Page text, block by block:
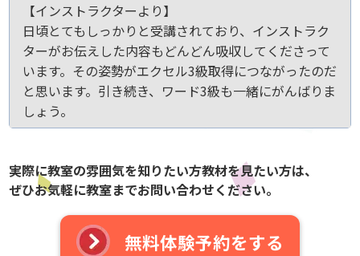
【インストラクターより】
日頃とてもしっかりと受講されており、インストラク
ターがお伝えした内容もどんどん吸収してくださって
います。その姿勢がエクセル3級取得につながったのだ
と思います。引き続き、ワード3級も一緒にがんばりま
しょう。
実際に教室の雰囲気を知りたい方教材を見たい方は、
ぜひお気軽に教室までお問い合わせください。
無料体験予約をする